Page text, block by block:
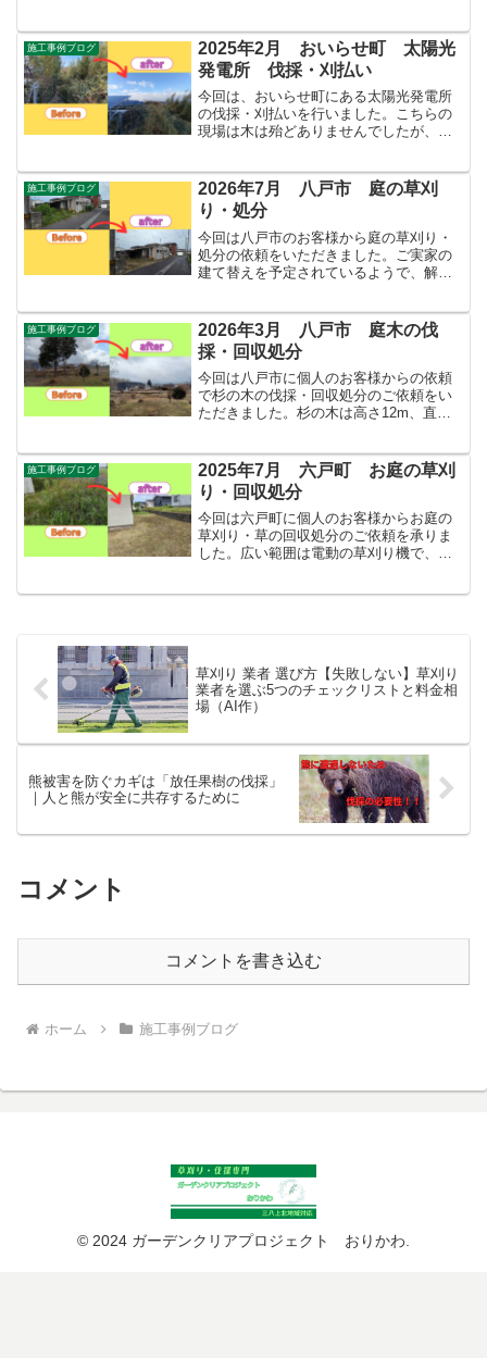
不慣れですが簡単な庭木の剪定も行いま
した。これから梅雨に入り...
施工事例ブログ
2025年2月 おいらせ町 太陽光
発電所 伐採・刈払い
今回は、おいらせ町にある太陽光発電所
の伐採・刈払いを行いました。こちらの
現場は木は殆どありませんでしたが、
は・野生動物の住処になっている・放火
やゴミの不法投棄が心配・...
施工事例ブログ
2026年7月 八戸市 庭の草刈
り・処分
今回は八戸市のお客様から庭の草刈り・
処分の依頼をいただきました。ご実家の
建て替えを予定されているようで、解体
た。入口付近の草が無くなったことで、
お客様が行うご実家の片付...
施工事例ブログ
2026年3月 八戸市 庭木の伐
採・回収処分
今回は八戸市に個人のお客様からの依頼
で杉の木の伐採・回収処分のご依頼をい
ただきました。杉の木は高さ12m、直径
も危険な木だったため当方にご相談をい
ただきました。写真...
施工事例ブログ
2025年7月 六戸町 お庭の草刈
り・回収処分
今回は六戸町に個人のお客様からお庭の
草刈り・草の回収処分のご依頼を承りま
した。広い範囲は電動の草刈り機で、自
草刈り 業者 選び方【失敗しない】草刈り
業者を選ぶ5つのチェックリストと料金相
場（AI作）
熊被害を防ぐカギは「放任果樹の伐採」
｜人と熊が安全に共存するために
コメント
コメントを書き込む
ホーム 施工事例ブログ
© 2024 ガーデンクリアプロジェクト おりかわ.